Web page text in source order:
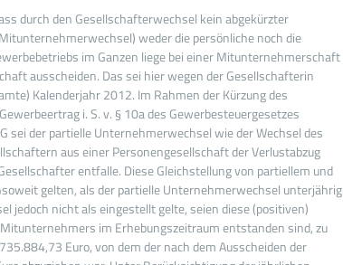
durch den Gesellschafterwechsel kein abgekürzter
weder die persönliche noch die
im Ganzen liege bei einer Mitunternehmerschaft
ausscheiden. Das sei hier wegen der Gesellschafterin
Kalenderjahr 2012. Im Rahmen der Kürzung des
i. S. v. § 10a des Gewerbesteuergesetzes
sei der partielle Unternehmerwechsel wie der Wechsel des
aus einer Personengesellschaft der Verlustabzug
entfalle. Diese Gleichstellung von partiellem und
gelten, als der partielle Unternehmerwechsel unterjährig
jedoch nicht als eingestellt gelte, seien diese (positiven)
im Erhebungszeitraum entstanden sind, zu
Euro, von dem der nach dem Ausscheiden der